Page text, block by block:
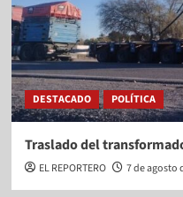
DESTACADO POLÍTICA
Traslado del
EL REPORTERO 7 de agosto